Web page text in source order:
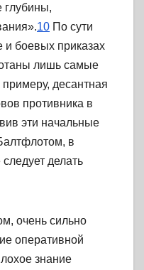
глубины,
10 По сути
и боевых приказах
лишь самые
десантная
противника в
эти начальные
в
делать
очень сильно
оперативной
знание